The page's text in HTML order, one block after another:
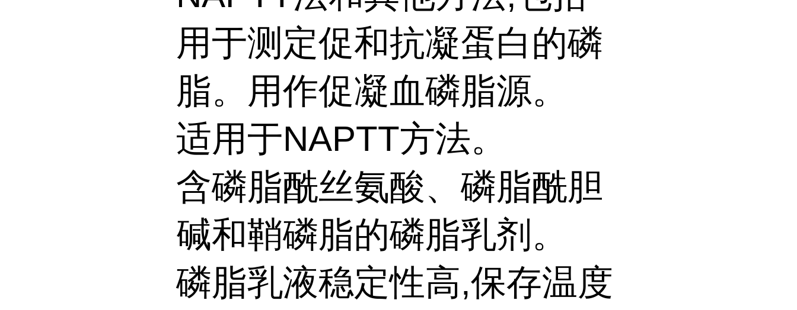
用于测定促和抗凝蛋白的磷
脂。用作促凝血磷脂源。
适用于NAPTT方法。
含磷脂酰丝氨酸、磷脂酰胆
碱和鞘磷脂的磷脂乳剂。
磷脂乳液稳定性高,保存温度